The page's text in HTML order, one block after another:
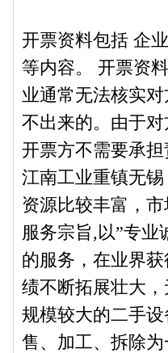
开票资料包括 企
等内容。 开票资
业通常无法核实
不出来的。由于
开票方不需要承
江南工业重镇无
资源比较丰富，
服务宗旨,以”专业
的服务，在业界
绩不断拓展壮大
规模较大的二手
售、加工、拆除